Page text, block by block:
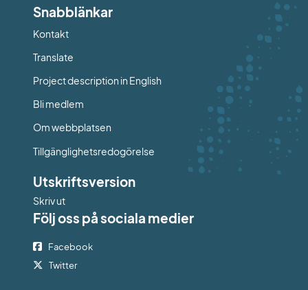
Snabblänkar
Kontakt
Translate
Project description in English
Bli medlem
Om webbplatsen
Tillgänglighetsredogörelse
Utskriftsversion
Skriv ut
Följ oss på sociala medier
Facebook
Twitter